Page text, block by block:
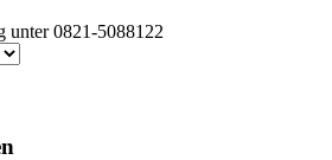
unter 0821-5088122